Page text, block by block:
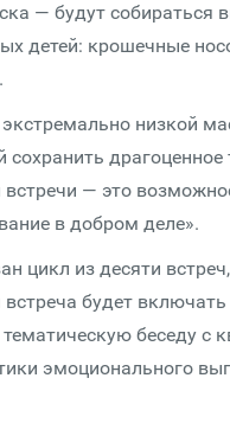
— будут собираться
детей: крошечные
низкой
— это
в добром деле».
цикл из десяти
будет включать
тематическую беседу
эмоционального